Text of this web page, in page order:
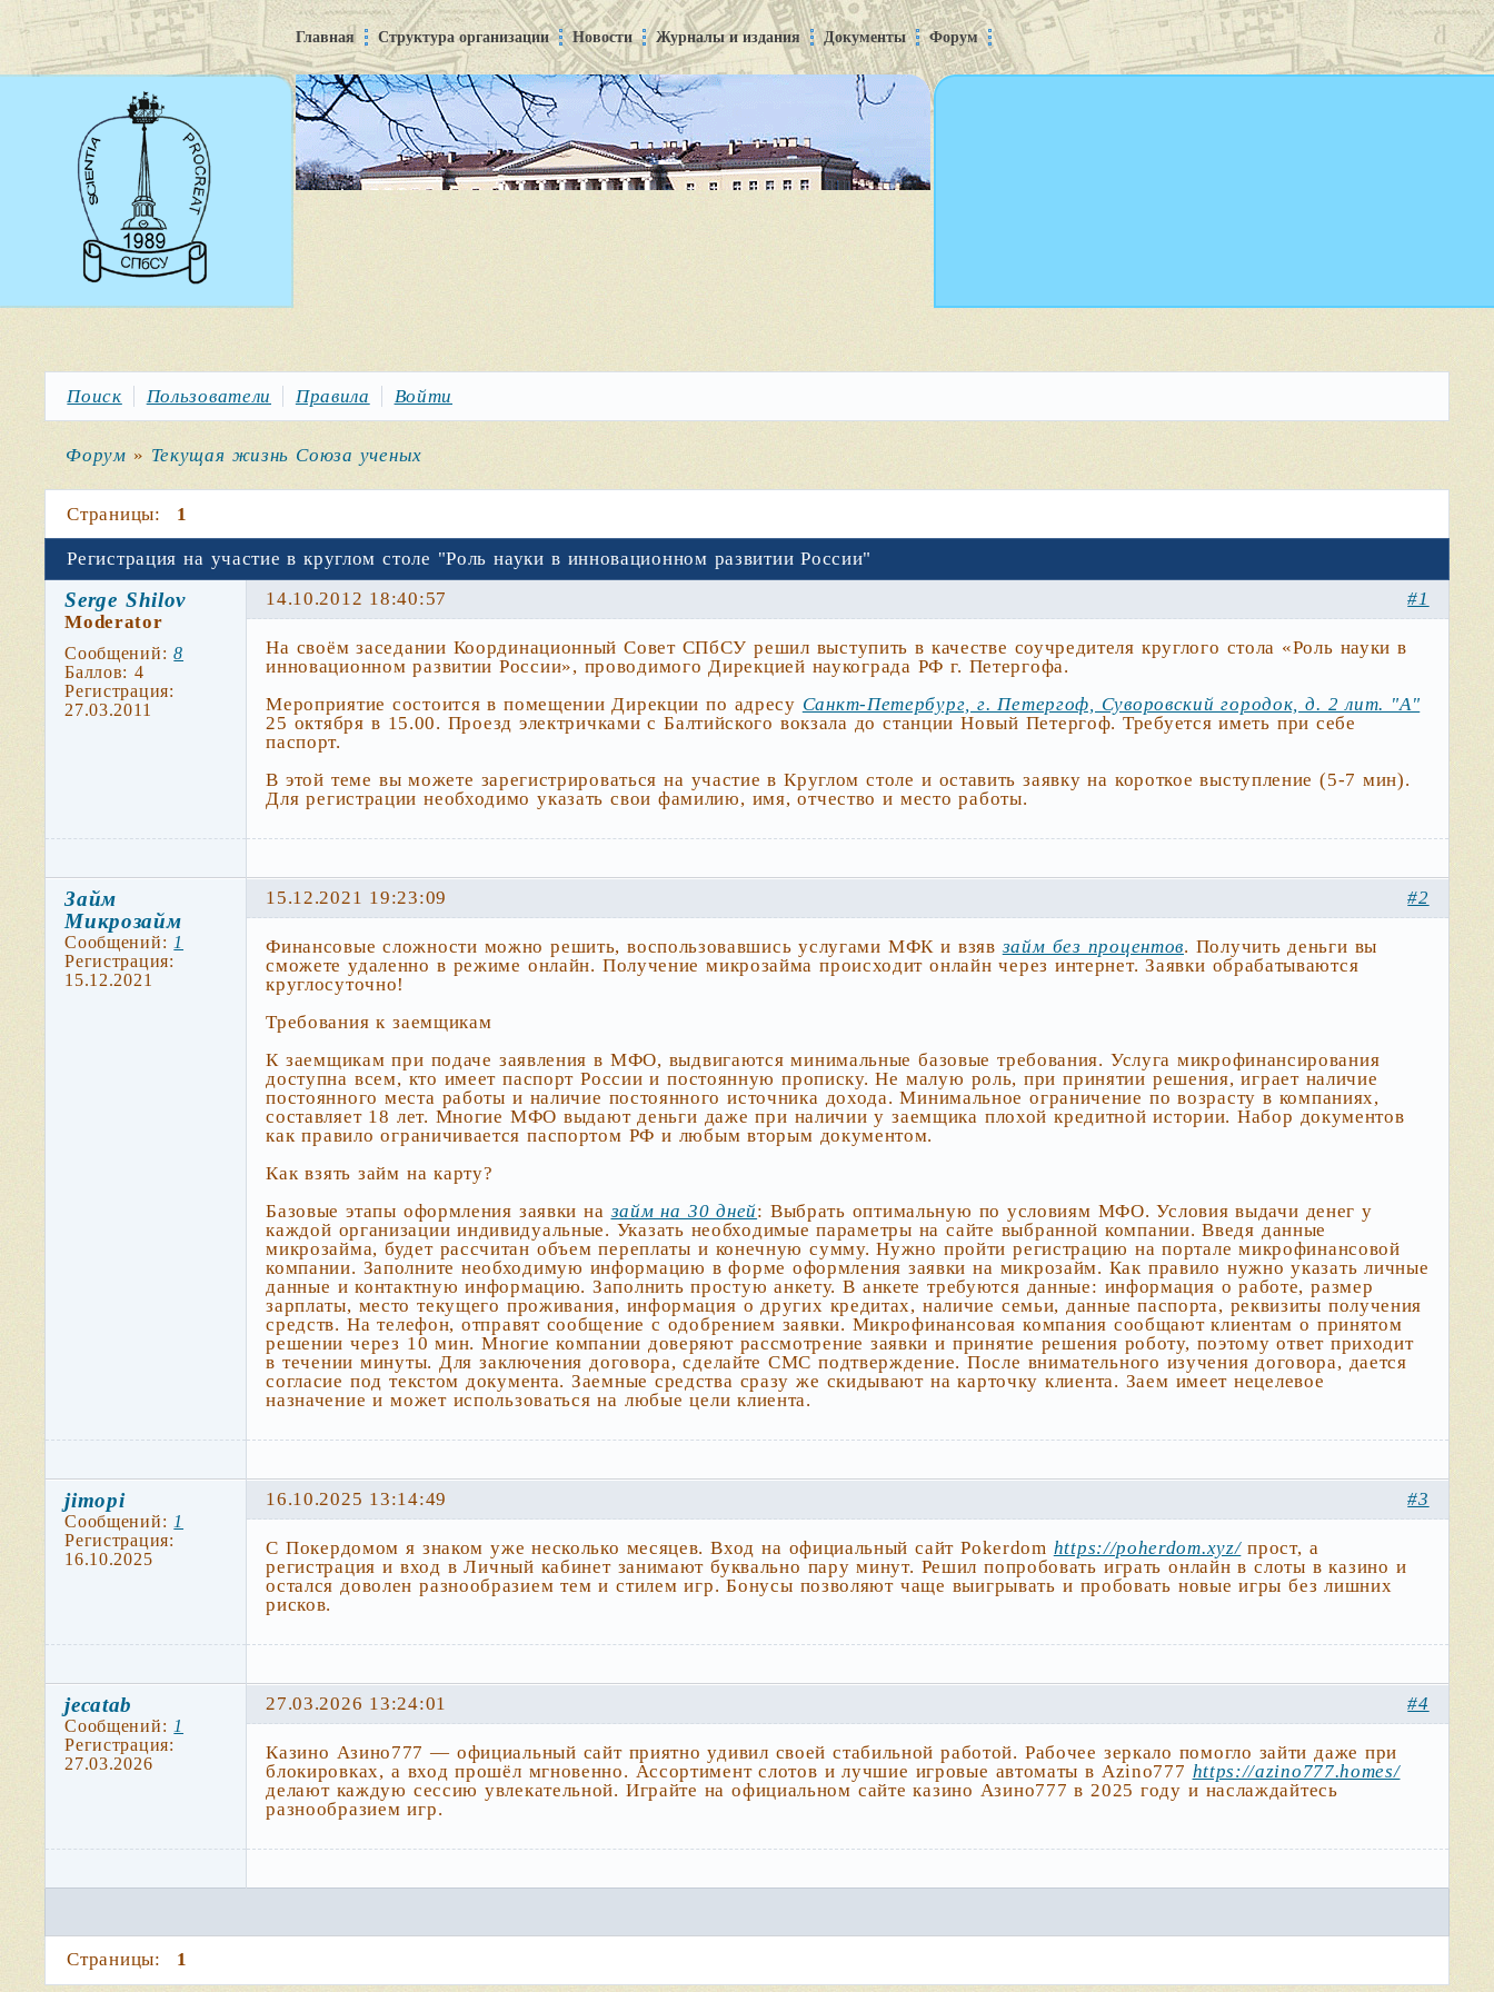
Главная Структура организации Новости Журналы и издания Документы Форум
Поиск Пользователи Правила Войти
Форум » Текущая жизнь Союза ученых
Страницы: 1
Регистрация на участие в круглом столе "Роль науки в инновационном развитии России"
Serge Shilov
Moderator
Сообщений:8
Баллов:4
Регистрация:
27.03.2011
#1
14.10.2012 18:40:57
На своём заседании Координационный Совет СПбСУ решил выступить в качестве соучредителя круглого стола «Роль науки в
инновационном развитии России», проводимого Дирекцией наукограда РФ г. Петергофа.
Мероприятие состоится в помещении Дирекции по адресу Санкт-Петербург, г. Петергоф, Суворовский городок, д. 2 лит. "А"
25 октября в 15.00. Проезд электричками с Балтийского вокзала до станции Новый Петергоф. Требуется иметь при себе
паспорт.
В этой теме вы можете зарегистрироваться на участие в Круглом столе и оставить заявку на короткое выступление (5-7 мин).
Для регистрации необходимо указать свои фамилию, имя, отчество и место работы.
Займ
Микрозайм
Сообщений:1
Регистрация:
15.12.2021
#2
15.12.2021 19:23:09
Финансовые сложности можно решить, воспользовавшись услугами МФК и взявзайм без процентов. Получить деньги вы
сможете удаленно в режиме онлайн. Получение микрозайма происходит онлайн через интернет. Заявки обрабатываются
круглосуточно!
Требования к заемщикам
К заемщикам при подаче заявления в МФО, выдвигаются минимальные базовые требования. Услуга микрофинансирования
доступна всем, кто имеет паспорт России и постоянную прописку. Не малую роль, при принятии решения, играет наличие
постоянного места работы и наличие постоянного источника дохода. Минимальное ограничение по возрасту в компаниях,
составляет 18 лет. Многие МФО выдают деньги даже при наличии у заемщика плохой кредитной истории. Набор документов
как правило ограничивается паспортом РФ и любым вторым документом.
Как взять займ на карту?
Базовые этапы оформления заявки назайм на 30 дней: Выбрать оптимальную по условиям МФО. Условия выдачи денег у
каждой организации индивидуальные. Указать необходимые параметры на сайте выбранной компании. Введя данные
микрозайма, будет рассчитан объем переплаты и конечную сумму. Нужно пройти регистрацию на портале микрофинансовой
компании. Заполните необходимую информацию в форме оформления заявки на микрозайм. Как правило нужно указать личные
данные и контактную информацию. Заполнить простую анкету. В анкете требуются данные: информация о работе, размер
зарплаты, место текущего проживания, информация о других кредитах, наличие семьи, данные паспорта, реквизиты получения
средств. На телефон, отправят сообщение с одобрением заявки. Микрофинансовая компания сообщают клиентам о принятом
решении через 10 мин. Многие компании доверяют рассмотрение заявки и принятие решения роботу, поэтому ответ приходит
в течении минуты. Для заключения договора, сделайте СМС подтверждение. После внимательного изучения договора, дается
согласие под текстом документа. Заемные средства сразу же скидывают на карточку клиента. Заем имеет нецелевое
назначение и может использоваться на любые цели клиента.
jimopi
Сообщений:1
Регистрация:
16.10.2025
#3
16.10.2025 13:14:49
С Покердомом я знаком уже несколько месяцев. Вход на официальный сайт Pokerdom https://poherdom.xyz/прост, а
регистрация и вход в Личный кабинет занимают буквально пару минут. Решил попробовать играть онлайн в слоты в казино и
остался доволен разнообразием тем и стилем игр. Бонусы позволяют чаще выигрывать и пробовать новые игры без лишних
рисков.
jecatab
Сообщений:1
Регистрация:
27.03.2026
#4
27.03.2026 13:24:01
Казино Азино777 — официальный сайт приятно удивил своей стабильной работой. Рабочее зеркало помогло зайти даже при
блокировках, а вход прошёл мгновенно. Ассортимент слотов и лучшие игровые автоматы в Azino777 https://azino777.homes/
делают каждую сессию увлекательной. Играйте на официальном сайте казино Азино777 в 2025 году и наслаждайтесь
разнообразием игр.
Страницы: 1